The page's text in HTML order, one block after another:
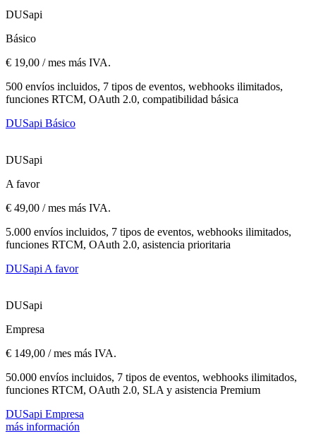
DUSapi
Básico
€ 19,00 / mes más IVA.
500 envíos incluidos, 7 tipos de eventos, webhooks ilimitados,
funciones RTCM, OAuth 2.0, compatibilidad básica
DUSapi Básico
DUSapi
A favor
€ 49,00 / mes más IVA.
5.000 envíos incluidos, 7 tipos de eventos, webhooks ilimitados,
funciones RTCM, OAuth 2.0, asistencia prioritaria
DUSapi A favor
DUSapi
Empresa
€ 149,00 / mes más IVA.
50.000 envíos incluidos, 7 tipos de eventos, webhooks ilimitados,
funciones RTCM, OAuth 2.0, SLA y asistencia Premium
DUSapi Empresa
más información